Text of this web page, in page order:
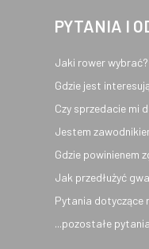
PYTANIA I
Jaki rower wybrać?
Gdzie jest
Czy sprzedacie mi
Jestem
Gdzie powinienem
Jak przedłużyć
Pytania dotyczące
...pozostałe